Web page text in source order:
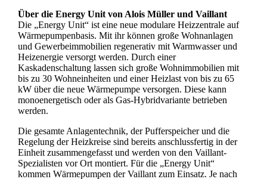
Über die Energy Unit von Alois Müller und Vaillant
Die „Energy Unit“ ist eine neue modulare Heizzentrale auf
Wärmepumpenbasis. Mit ihr können große Wohnanlagen
und Gewerbeimmobilien regenerativ mit Warmwasser und
Heizenergie versorgt werden. Durch einer
Kaskadenschaltung lassen sich große Wohnimmobilien mit
bis zu 30 Wohneinheiten und einer Heizlast von bis zu 65
kW über die neue Wärmepumpe versorgen. Diese kann
monoenergetisch oder als Gas-Hybridvariante betrieben
werden.
Die gesamte Anlagentechnik, der Pufferspeicher und die
Regelung der Heizkreise sind bereits anschlussfertig in der
Einheit zusammengefasst und werden von den Vaillant-
Spezialisten vor Ort montiert. Für die „Energy Unit“
kommen Wärmepumpen der Vaillant zum Einsatz. Je nach